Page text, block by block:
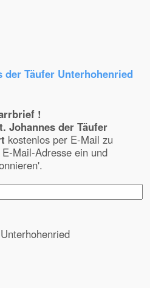
Täufer Unterhohenried
!
Johannes der Täufer
kostenlos per E-Mail zu
Mail-Adresse ein und